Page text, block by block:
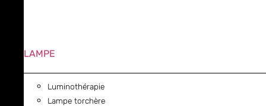
LAMPE
Luminothérapie
Lampe torchère